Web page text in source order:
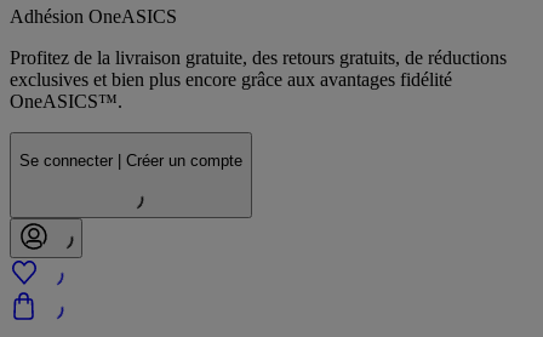
Adhésion OneASICS
Profitez de la livraison gratuite, des retours gratuits, de réductions
exclusives et bien plus encore grâce aux avantages fidélité
OneASICS™.
Se connecter | Créer un compte